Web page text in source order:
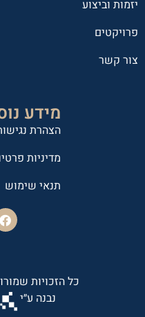
יזמות וביצוע
פרויקטים
צור קשר
מידע
הצהרת
מדיניות
תנאי שימוש
כל הזכויות
נבנה ע״י